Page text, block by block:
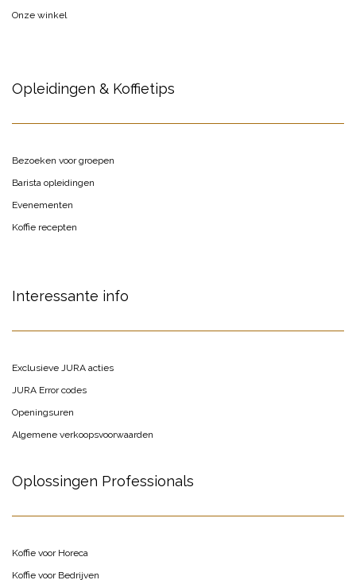
Onze winkel
Opleidingen & Koffietips
Bezoeken voor groepen
Barista opleidingen
Evenementen
Koffie recepten
Interessante info
Exclusieve JURA acties
JURA Error codes
Openingsuren
Algemene verkoopsvoorwaarden
Oplossingen Professionals
Koffie voor Horeca
Koffie voor Bedrijven